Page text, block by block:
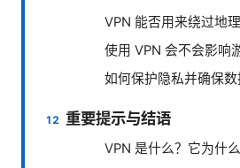
VPN 能否用来绕过地
使用 VPN 会不会影响
如何保护隐私并确保数
重要提示与结语
VPN 是什么？它为什么